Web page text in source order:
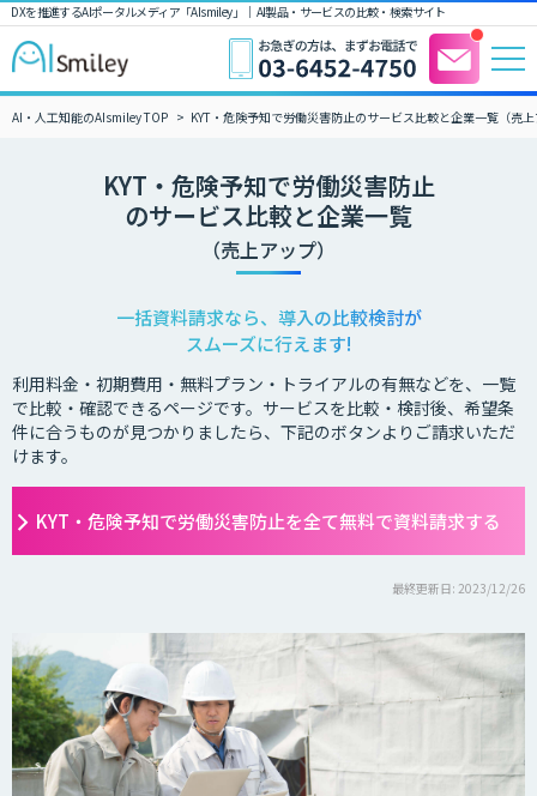
DXを推進するAIポータルメディア「AIsmiley」｜ AI製品・サービスの比較・検索サイト
AI・人工知能のAIsmiley TOP KYT・危険予知で労働災害防止のサービス比較と企業一覧（売
KYT・危険予知で労働災害防止
のサービス比較と企業一覧
（売上アップ）
一括資料請求なら、導入の比較検討が
スムーズに行えます!
利用料金・初期費用・無料プラン・トライアルの有無などを、一覧
で比較・確認できるページです。サービスを比較・検討後、希望条
件に合うものが見つかりましたら、下記のボタンよりご請求いただ
けます。
KYT・危険予知で労働災害防止を全て無料で資料請求する
最終更新日: 2023/12/26